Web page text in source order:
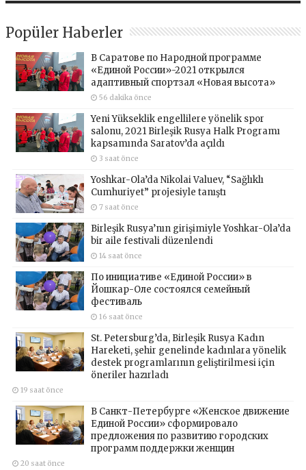
Popüler Haberler
В Саратове по Народной программе
«Единой России»-2021 открылся
адаптивный спортзал «Новая высота»
56 dakika önce
Yeni Yükseklik engellilere yönelik spor
salonu, 2021 Birleşik Rusya Halk Programı
kapsamında Saratov’da açıldı
3 saat önce
Yoshkar-Ola’da Nikolai Valuev, “Sağlıklı
Cumhuriyet” projesiyle tanıştı
7 saat önce
Birleşik Rusya’nın girişimiyle Yoshkar-Ola’da
bir aile festivali düzenlendi
14 saat önce
По инициативе «Единой России» в
Йошкар-Оле состоялся семейный
фестиваль
16 saat önce
St. Petersburg’da, Birleşik Rusya Kadın
Hareketi, şehir genelinde kadınlara yönelik
destek programlarının geliştirilmesi için
öneriler hazırladı
19 saat önce
В Санкт-Петербурге «Женское движение
Единой России» сформировало
предложения по развитию городских
программ поддержки женщин
20 saat önce